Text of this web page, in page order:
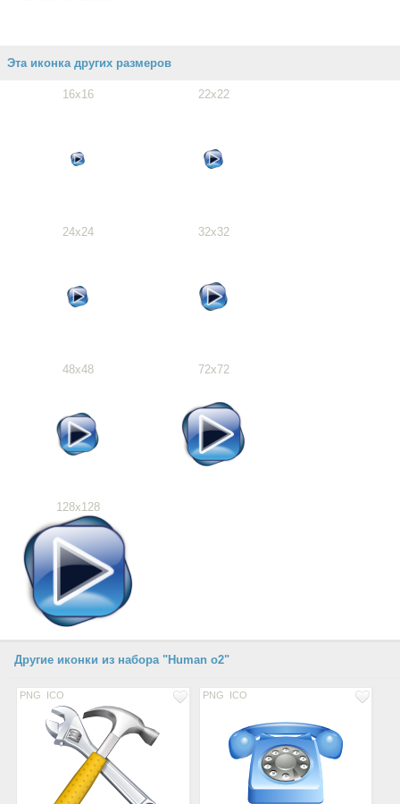
Эта иконка других размеров
16x16 22x22
24x24 32x32
48x48 72x72
128x128
Другие иконки из набора "Human o2"
PNG ICO PNG ICO